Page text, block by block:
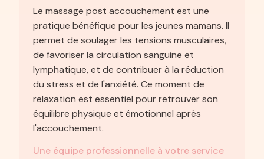
Le massage post accouchement est une
pratique bénéfique pour les jeunes mamans. Il
permet de soulager les tensions musculaires,
de favoriser la circulation sanguine et
lymphatique, et de contribuer à la réduction
du stress et de l'anxiété. Ce moment de
relaxation est essentiel pour retrouver son
équilibre physique et émotionnel après
l'accouchement.
Une équipe professionnelle à votre service